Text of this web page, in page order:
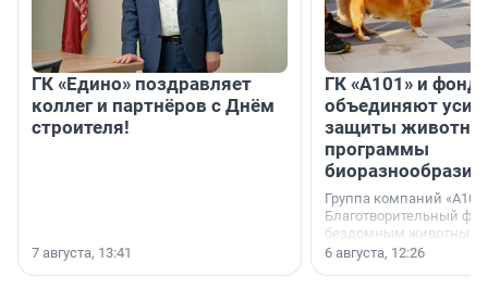
ГК «Едино» поздравляет
коллег и партнёров с Днём
строителя!
7 августа, 13:41
ГК «А101» и фонд
объединяют
защиты
программы
биоразнообразия
Группа компаний
Благотворительный
бездомным животным
заключили соглашение
6 августа, 12:26